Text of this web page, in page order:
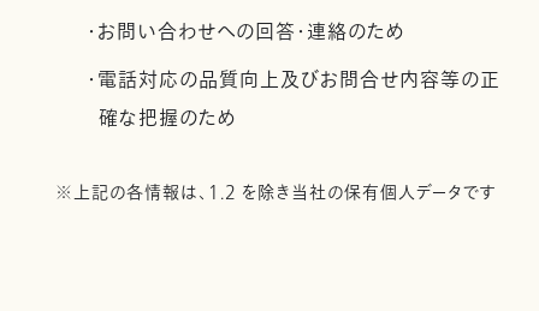
・お問い合わせへの回答・連絡のため
・電話対応の品質向上及びお問合せ内容等の正
確な把握のため
※上記の各情報は、1.2 を除き当社の保有個人データです